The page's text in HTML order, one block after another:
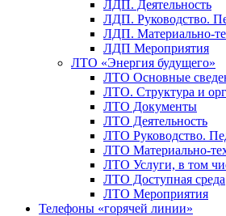
ЛДП. Деятельность
ЛДП. Руководство.
ЛДП. Материально-
ЛДП Мероприятия
ЛТО «Энергия будущего»
ЛТО Основные
ЛТО. Структура и
ЛТО Документы
ЛТО Деятельность
ЛТО Руководство.
ЛТО Материально-
ЛТО Услуги, в том
ЛТО Доступная среда
ЛТО Мероприятия
Телефоны «горячей линии»